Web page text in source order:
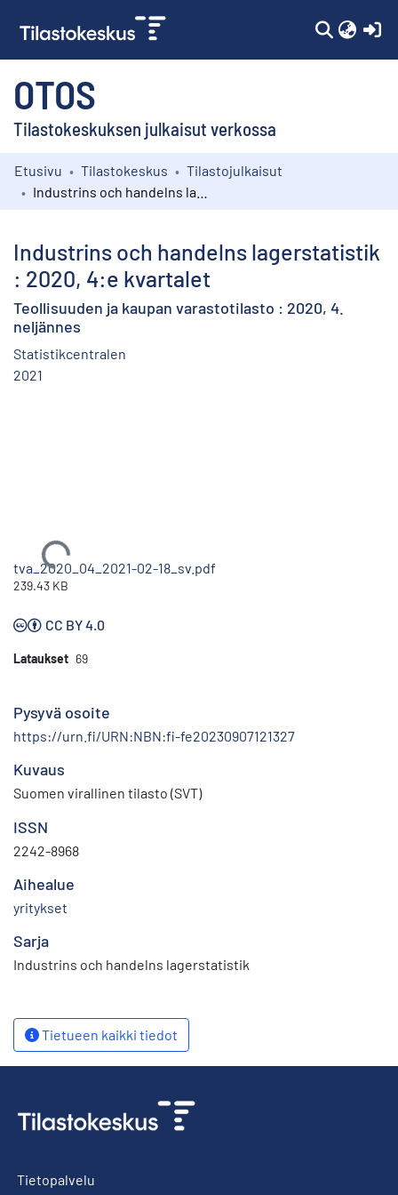
OTOS
Tilastokeskuksen julkaisut verkossa
Kokoelmat
Etusivu Tilastokeskus
Tilastojulkaisut
Industrins och handelns lagerstatistik
: 2020, 4:e kvartalet
Teollisuuden ja kaupan varastotilasto : 2020, 4.
neljännes
Statistikcentralen
2021
Ladataan...
tva_2020_04_2021-02-18_sv.pdf
239.43 KB
CC BY 4.0
Lataukset 69
Pysyvä osoite
https://urn.fi/URN:NBN:fi-fe20230907121327
Kuvaus
Suomen virallinen tilasto (SVT)
ISSN
2242-8968
Aihealue
yritykset
Sarja
Industrins och handelns lagerstatistik
Tietueen kaikki tiedot
Tietopalvelu